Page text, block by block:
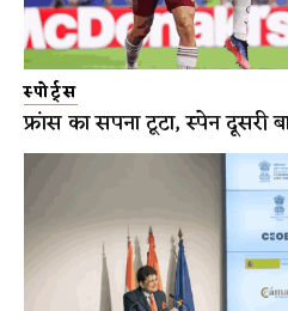
स्पोर्ट्स
फ्रांस का सपना टूटा, स्पेन दूसरी